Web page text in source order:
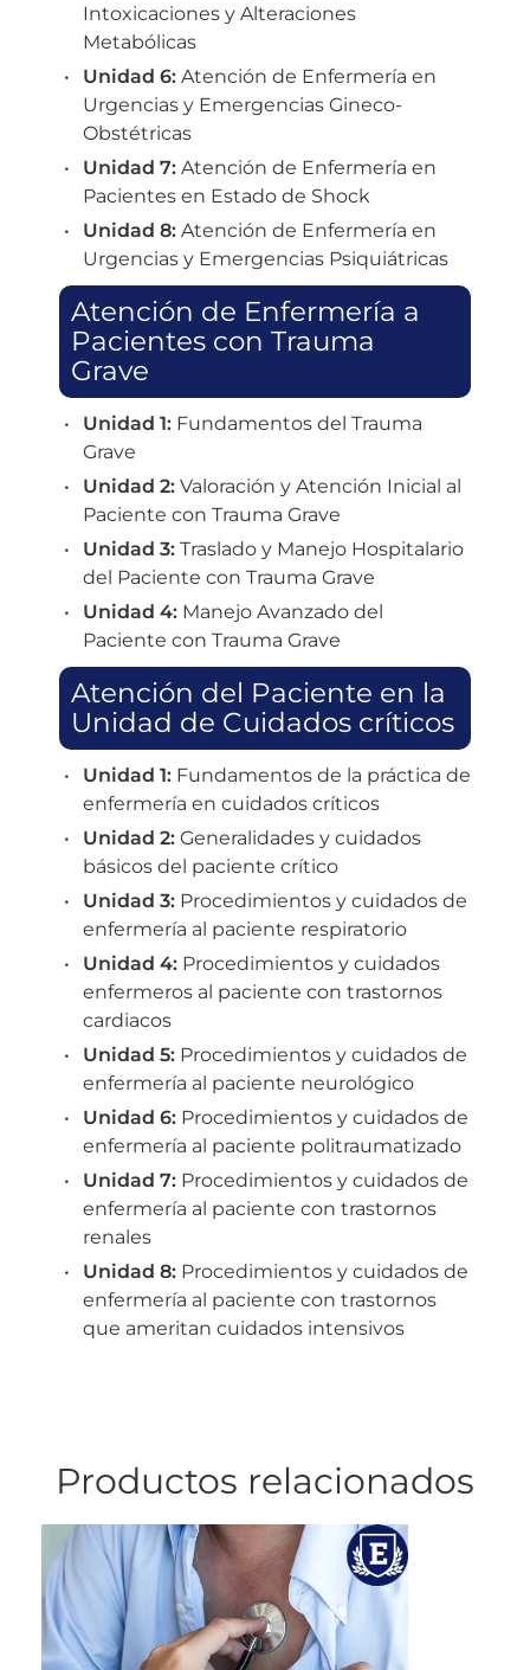
Intoxicaciones y Alteraciones
Metabólicas
Unidad 6: Atención de Enfermería en
Urgencias y Emergencias Gineco-
Obstétricas
Unidad 7: Atención de Enfermería en
Pacientes en Estado de Shock
Unidad 8: Atención de Enfermería en
Urgencias y Emergencias Psiquiátricas
Atención de Enfermería a
Pacientes con Trauma
Grave
Unidad 1: Fundamentos del Trauma
Grave
Unidad 2: Valoración y Atención Inicial al
Paciente con Trauma Grave
Unidad 3: Traslado y Manejo Hospitalario
del Paciente con Trauma Grave
Unidad 4: Manejo Avanzado del
Paciente con Trauma Grave
Atención del Paciente en la
Unidad de Cuidados críticos
Unidad 1: Fundamentos de la práctica de
enfermería en cuidados críticos
Unidad 2: Generalidades y cuidados
básicos del paciente crítico
Unidad 3: Procedimientos y cuidados de
enfermería al paciente respiratorio
Unidad 4: Procedimientos y cuidados
enfermeros al paciente con trastornos
cardiacos
Unidad 5: Procedimientos y cuidados de
enfermería al paciente neurológico
Unidad 6: Procedimientos y cuidados de
enfermería al paciente politraumatizado
Unidad 7: Procedimientos y cuidados de
enfermería al paciente con trastornos
renales
Unidad 8: Procedimientos y cuidados de
enfermería al paciente con trastornos
que ameritan cuidados intensivos
Productos relacionados